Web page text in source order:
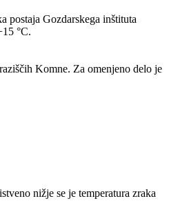
postaja Gozdarskega inštituta
°C.
Komne. Za omenjeno delo je
nižje se je temperatura zraka